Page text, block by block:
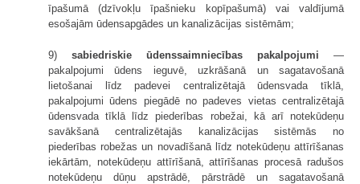
īpašumā (dzīvokļu īpašnieku kopīpašumā) vai valdījumā
esošajām ūdensapgādes un kanalizācijas sistēmām;
9) sabiedriskie ūdenssaimniecības pakalpojumi —
pakalpojumi ūdens ieguvē, uzkrāšanā un sagatavošanā
lietošanai līdz padevei centralizētajā ūdensvada tīklā,
pakalpojumi ūdens piegādē no padeves vietas centralizētajā
ūdensvada tīklā līdz piederības robežai, kā arī notekūdeņu
savākšanā centralizētajās kanalizācijas sistēmās no
piederības robežas un novadīšanā līdz notekūdeņu attīrīšanas
iekārtām, notekūdeņu attīrīšanā, attīrīšanas procesā radušos
notekūdeņu dūņu apstrādē, pārstrādē un sagatavošanā